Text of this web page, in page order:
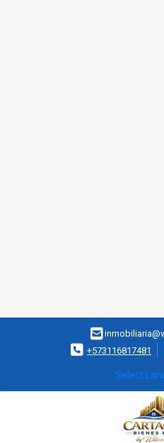
+573116817481
Select